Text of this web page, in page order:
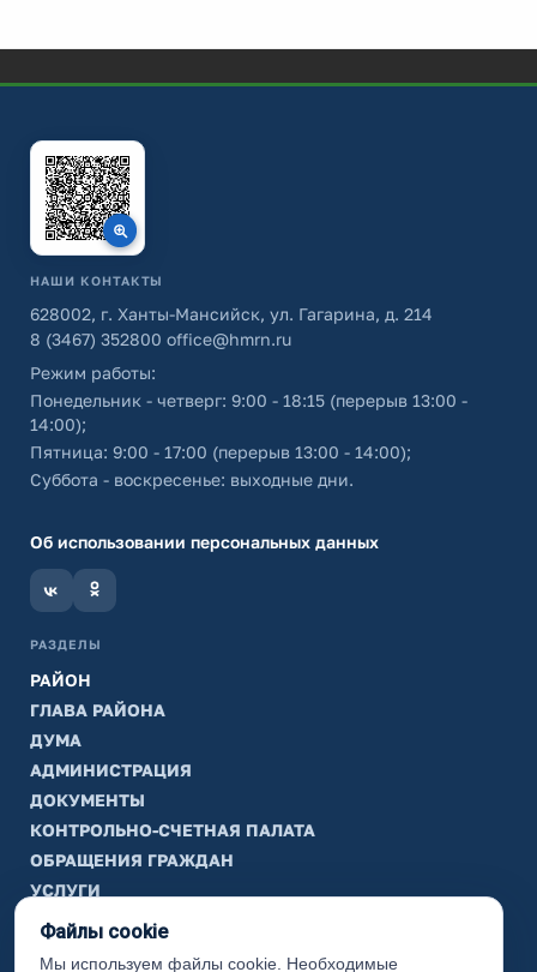
НАШИ КОНТАКТЫ
628002, г. Ханты-Мансийск, ул. Гагарина, д. 214
8 (3467) 352800 office@hmrn.ru
Режим работы:
Понедельник - четверг: 9:00 - 18:15 (перерыв 13:00 -
14:00);
Пятница: 9:00 - 17:00 (перерыв 13:00 - 14:00);
Суббота - воскресенье: выходные дни.
Об использовании персональных данных
РАЗДЕЛЫ
РАЙОН
ГЛАВА РАЙОНА
ДУМА
АДМИНИСТРАЦИЯ
ДОКУМЕНТЫ
КОНТРОЛЬНО-СЧЕТНАЯ ПАЛАТА
ОБРАЩЕНИЯ ГРАЖДАН
УСЛУГИ
ТИК
ИНФОРМАЦИЯ
Файлы cookie
Мы используем файлы cookie. Необходимые